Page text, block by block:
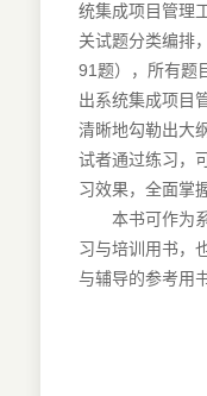
统集成项目管理
关试题分类编排
91题），所有题
出系统集成项目
清晰地勾勒出大
试者通过练习，
习效果，全面掌
本书可作为系
习与培训用书，
与辅导的参考用